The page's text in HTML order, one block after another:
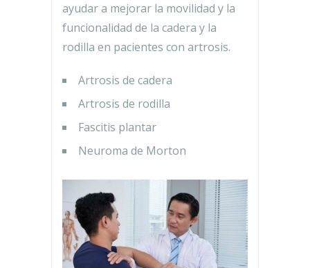
ayudar a mejorar la movilidad y la
funcionalidad de la cadera y la
rodilla en pacientes con artrosis.
Artrosis de cadera
Artrosis de rodilla
Fascitis plantar
Neuroma de Morton